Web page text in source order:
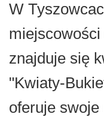
W
znajduje się
"Kwiaty-
oferuje swoje